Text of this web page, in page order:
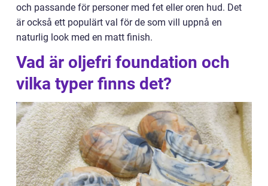
och passande för personer med fet eller oren hud. Det
är också ett populärt val för de som vill uppnå en
naturlig look med en matt finish.
Vad är oljefri foundation och
vilka typer finns det?